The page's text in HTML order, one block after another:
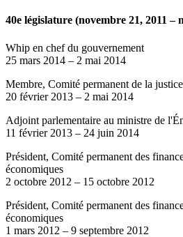
40e législature (novembre 21, 2011 –
Whip en chef du gouvernement
25 mars 2014 – 2 mai 2014
Membre, Comité permanent de la justice
20 février 2013 – 2 mai 2014
Adjoint parlementaire au ministre de
11 février 2013 – 24 juin 2014
Président, Comité permanent des
économiques
2 octobre 2012 – 15 octobre 2012
Président, Comité permanent des
économiques
1 mars 2012 – 9 septembre 2012